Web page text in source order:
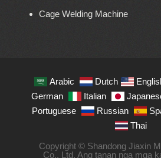
Cage Welding Machine
Arabic Dutch
German
Italian
Portuguese
Russian
Thai
Copyright © Shandong Jiaxin
Co., Ltd. Ang tanan nga mga